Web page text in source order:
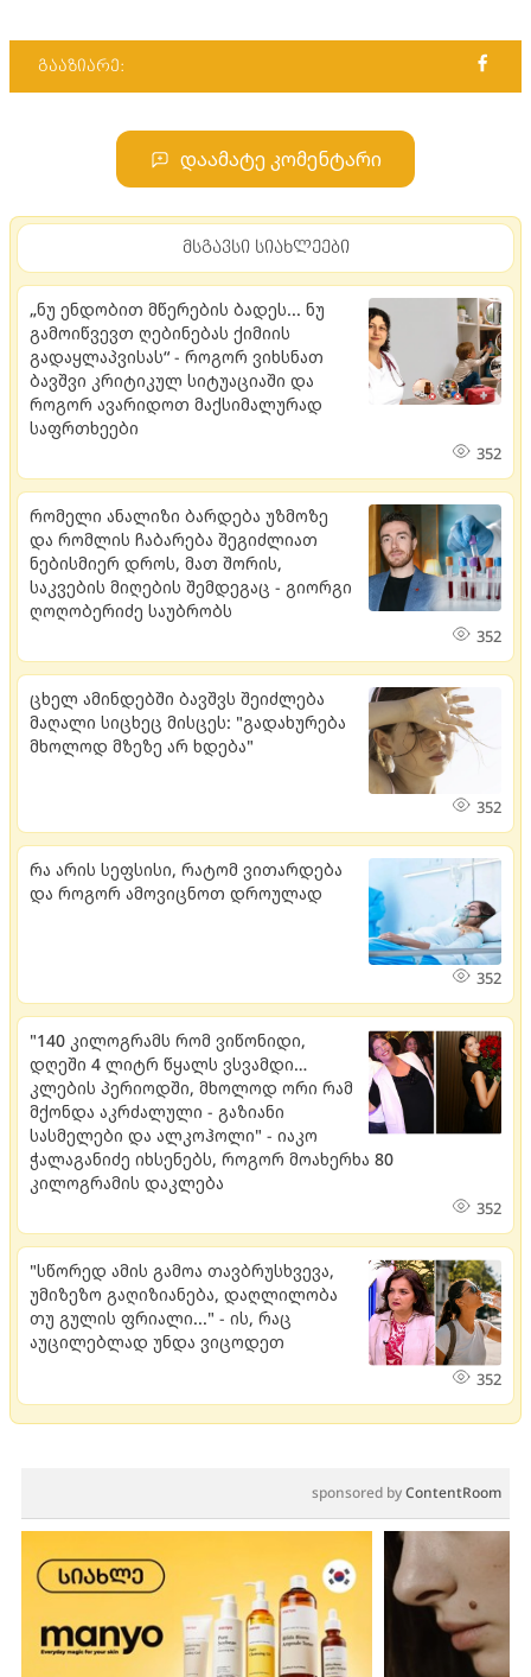
გააზიარე:
დაამატე კომენტარი
მსგავსი სიახლეები
„ნუ ენდობით მწერების ბადეს... ნუ
გამოიწვევთ ღებინებას ქიმიის
გადაყლაპვისას“ - როგორ ვიხსნათ
ბავშვი კრიტიკულ სიტუაციაში და
როგორ ავარიდოთ მაქსიმალურად
საფრთხეები
352
რომელი ანალიზი ბარდება უზმოზე
და რომლის ჩაბარება შეგიძლიათ
ნებისმიერ დროს, მათ შორის,
საკვების მიღების შემდეგაც - გიორგი
ღოღობერიძე საუბრობს
352
ცხელ ამინდებში ბავშვს შეიძლება
მაღალი სიცხეც მისცეს: "გადახურება
მხოლოდ მზეზე არ ხდება"
352
რა არის სეფსისი, რატომ ვითარდება
და როგორ ამოვიცნოთ დროულად
352
"140 კილოგრამს რომ ვიწონიდი,
დღეში 4 ლიტრ წყალს ვსვამდი…
კლების პერიოდში, მხოლოდ ორი რამ
მქონდა აკრძალული - გაზიანი
სასმელები და ალკოჰოლი" - იაკო
ჭალაგანიძე იხსენებს, როგორ მოახერხა 80
კილოგრამის დაკლება
352
"სწორედ ამის გამოა თავბრუსხვევა,
უმიზეზო გაღიზიანება, დაღლილობა
თუ გულის ფრიალი..." - ის, რაც
აუცილებლად უნდა ვიცოდეთ
352
sponsored byContentRoom